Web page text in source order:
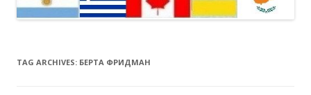
TAG ARCHIVES: БЕРТА ФРИДМАН